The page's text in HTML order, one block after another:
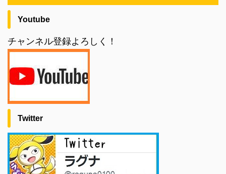
Youtube
チャンネル登録よろしく！
Twitter